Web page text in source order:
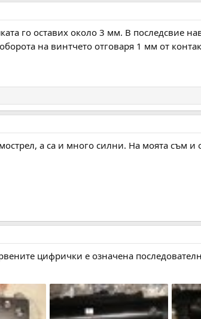
го оставих около 3 мм. В последсвие
на винтчето отговаря 1 мм от
а са и много силни. На моята съм и
цифрички е означена